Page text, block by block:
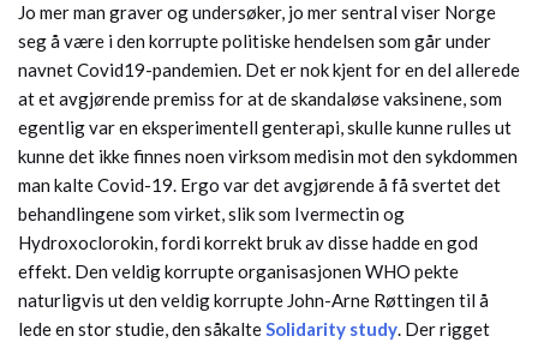
Jo mer man graver og undersøker, jo mer sentral viser Norge
seg å være i den korrupte politiske hendelsen som går under
navnet Covid19-pandemien. Det er nok kjent for en del allerede
at et avgjørende premiss for at de skandaløse vaksinene, som
egentlig var en eksperimentell genterapi, skulle kunne rulles ut
kunne det ikke finnes noen virksom medisin mot den sykdommen
man kalte Covid-19. Ergo var det avgjørende å få svertet det
behandlingene som virket, slik som Ivermectin og
Hydroxoclorokin, fordi korrekt bruk av disse hadde en god
effekt. Den veldig korrupte organisasjonen WHO pekte
naturligvis ut den veldig korrupte John-Arne Røttingen til å
lede en stor studie, den såkalteSolidarity study. Der rigget